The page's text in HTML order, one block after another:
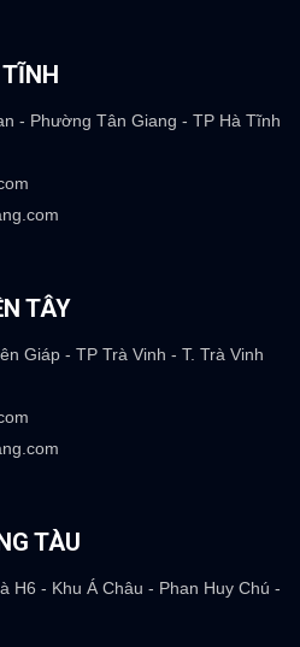
- Phường Tân Giang - TP Hà Tĩnh
TÂY
Giáp - TP Trà Vinh - T. Trà Vinh
TÀU
H6 - Khu Á Châu - Phan Huy Chú -